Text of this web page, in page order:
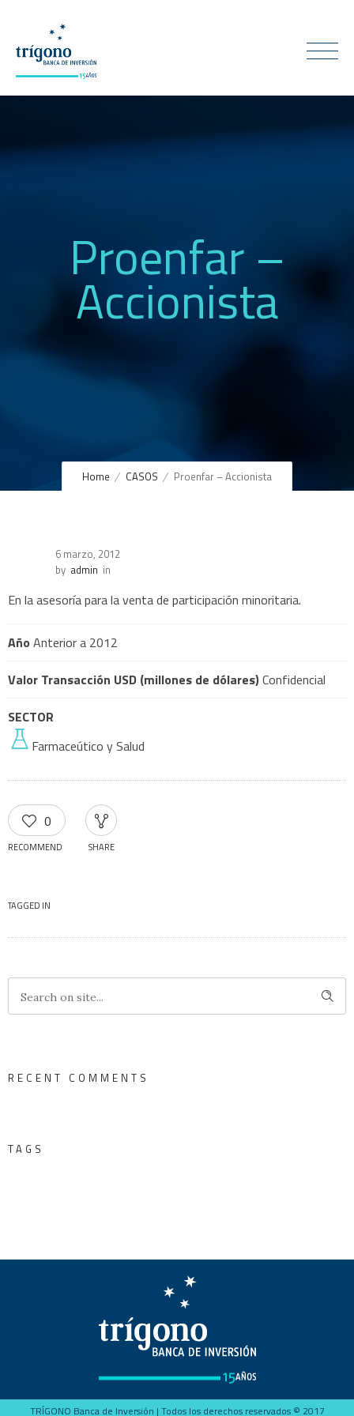
Proenfar –
Accionista
Home CASOS Proenfar – Accionista
6 marzo, 2012
by admin in
En la asesoría para la venta de participación minoritaria.
Año Anterior a 2012
Valor Transacción USD (millones de dólares)Confidencial
SECTOR
Farmaceútico y Salud
0
RECOMMEND SHARE
TAGGED IN
RECENT COMMENTS
TAGS
TRÍGONO Banca de Inversión | Todos los derechos reservados © 2017